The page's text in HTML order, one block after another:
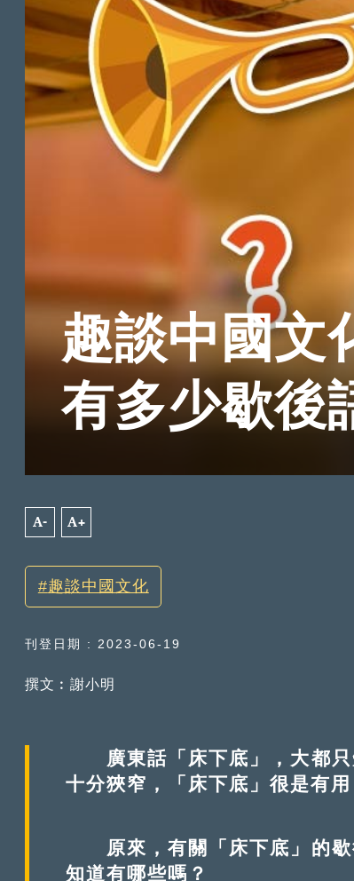
趣談中國文
有多少歇後
A- A+
趣談中國文化
刊登日期 : 2023-06-19
撰文︰謝小明
廣東話「床下底」，大都只
十分狹窄，「床下底」很是有
原來，有關「床下底」的歇
知道有哪些嗎？